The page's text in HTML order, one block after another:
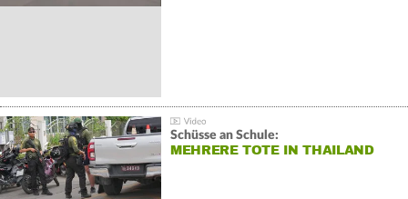
Schüsse an Schule:
MEHRERE TOTE IN THAILAND